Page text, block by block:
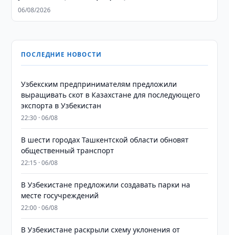
06/08/2026
ПОСЛЕДНИЕ НОВОСТИ
Узбекским предпринимателям предложили
выращивать скот в Казахстане для последующего
экспорта в Узбекистан
22:30 · 06/08
В шести городах Ташкентской области обновят
общественный транспорт
22:15 · 06/08
В Узбекистане предложили создавать парки на
месте госучреждений
22:00 · 06/08
В Узбекистане раскрыли схему уклонения от